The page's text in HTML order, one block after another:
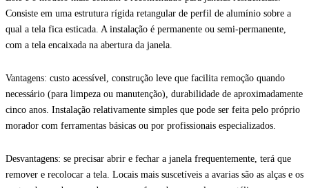
Consiste em uma estrutura rígida retangular de perfil de alumínio sobre a
qual a tela fica esticada. A instalação é permanente ou semi-permanente,
com a tela encaixada na abertura da janela.
Vantagens: custo acessível, construção leve que facilita remoção quando
necessário (para limpeza ou manutenção), durabilidade de aproximadamente
cinco anos. Instalação relativamente simples que pode ser feita pelo próprio
morador com ferramentas básicas ou por profissionais especializados.
Desvantagens: se precisar abrir e fechar a janela frequentemente, terá que
remover e recolocar a tela. Locais mais suscetíveis a avarias são as alças e os